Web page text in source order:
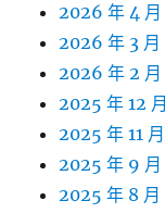
2026 年 4 月
2026 年 3 月
2026 年 2 月
2025 年 12 月
2025 年 11 月
2025 年 9 月
2025 年 8 月